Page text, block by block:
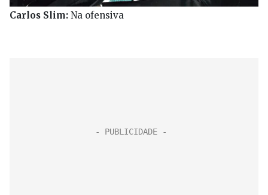
Carlos Slim: Na ofensiva